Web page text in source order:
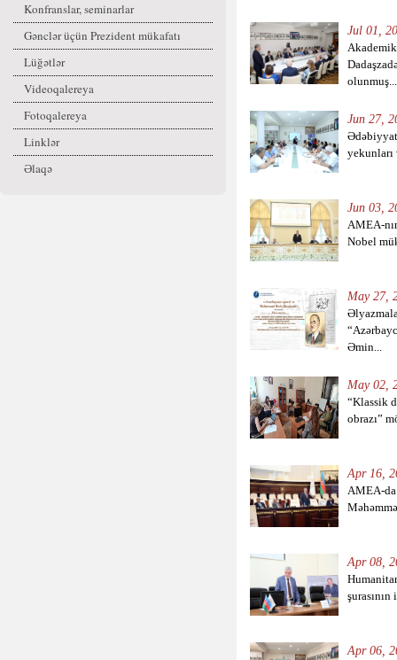
Konfranslar, seminarlar
Gənclər üçün Prezident mükafatı
Lüğətlər
Videoqalereya
Fotoqalereya
Linklər
Əlaqə
Jul 01,
olunmuş...
Jun 27,
yekunları
Jun 03,
AMEA-
Nobel
May 27,
Əmin...
May 02,
“Klassik
obrazı”
Apr 16,
AMEA-
Apr 08,
Apr 06,